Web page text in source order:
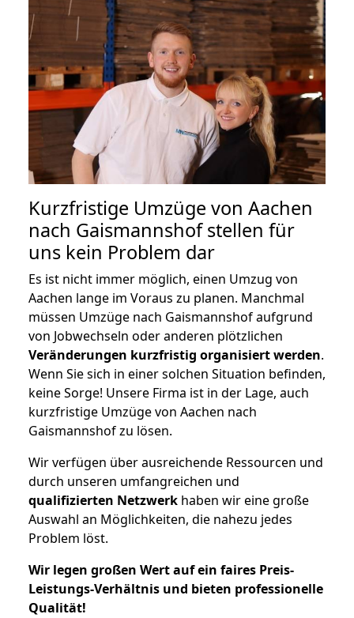
Kurzfristige Umzüge von Aachen
nach Gaismannshof stellen für
uns kein Problem dar
Es ist nicht immer möglich, einen Umzug von
Aachen lange im Voraus zu planen. Manchmal
müssen Umzüge nach Gaismannshof aufgrund
von Jobwechseln oder anderen plötzlichen
Veränderungen kurzfristig organisiert werden.
Wenn Sie sich in einer solchen Situation befinden,
keine Sorge! Unsere Firma ist in der Lage, auch
kurzfristige Umzüge von Aachen nach
Gaismannshof zu lösen.
Wir verfügen über ausreichende Ressourcen und
durch unseren umfangreichen und
qualifizierten Netzwerk haben wir eine große
Auswahl an Möglichkeiten, die nahezu jedes
Problem löst.
Wir legen großen Wert auf ein faires Preis-
Leistungs-Verhältnis und bieten professionelle
Qualität!